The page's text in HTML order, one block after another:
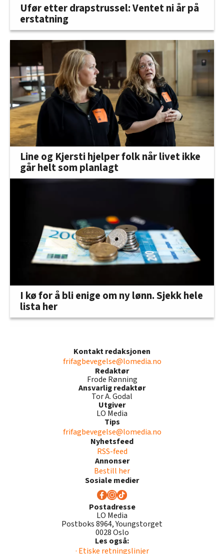
Ufør etter drapstrussel: Ventet ni år på
erstatning
Line og Kjersti hjelper folk når livet ikke
går helt som planlagt
I kø for å bli enige om ny lønn. Sjekk hele
lista her
Kontakt redaksjonen
frifagbevegelse@lomedia.no
Redaktør
Frode Rønning
Ansvarlig redaktør
Tor A. Godal
Utgiver
LO Media
Tips
frifagbevegelse@lomedia.no
Nyhetsfeed
RSS-feed
Annonser
Bestill her
Sosiale medier
Postadresse
LO Media
Postboks 8964, Youngstorget
0028 Oslo
Les også:
· Etiske retningslinjer